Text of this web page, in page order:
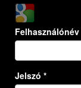
Login with Google
Felhasználónév
Jelszó *